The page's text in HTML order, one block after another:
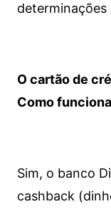
determinações
O cartão de
Como
Sim, o banco
cashback